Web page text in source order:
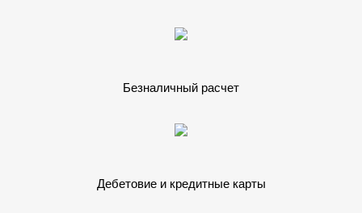
Безналичный расчет
Дебетовие и кредитные карты